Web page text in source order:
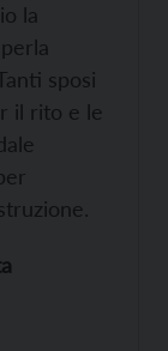
la
sposi
il rito e le